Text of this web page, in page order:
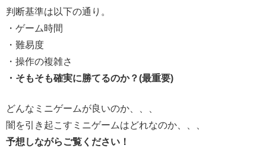
判断基準は以下の通り。
・ゲーム時間
・難易度
・操作の複雑さ
・そもそも確実に勝てるのか？(最重要)
どんなミニゲームが良いのか、、、
闇を引き起こすミニゲームはどれなのか、、、
予想しながらご覧ください！